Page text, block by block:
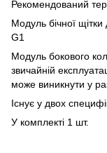
Рекомендований
Модуль бiчної
G1
Модуль бокового
звичайній
може виникнути у
Існує у двох
У комплекті 1 шт.